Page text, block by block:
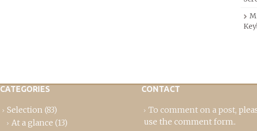
CATEGORIES
Selection (83)
At a glance (13)
CONTACT
To comment on a post,
use the comment form..